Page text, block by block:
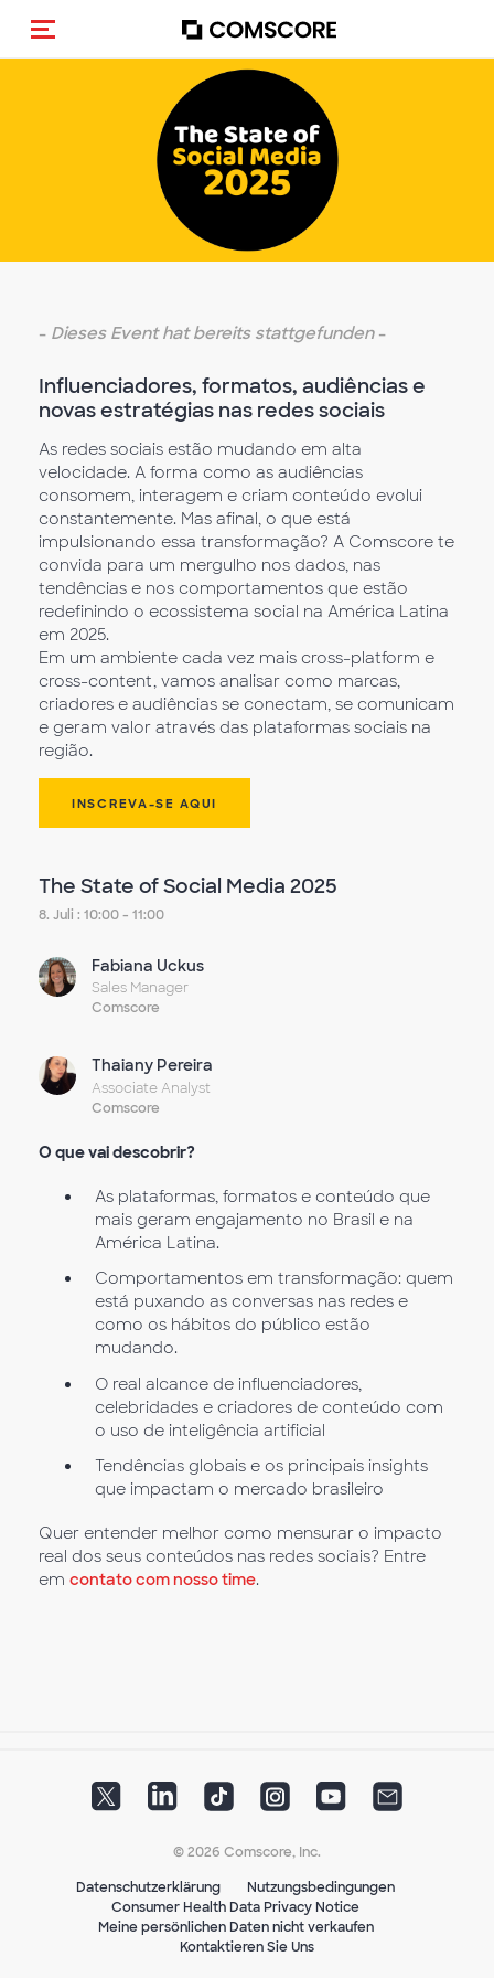
Navigation (de-)aktivieren
- Dieses Event hat bereits stattgefunden-
Influenciadores, formatos, audiências e
novas estratégias nas redes sociais
As redes sociais estão mudando em alta
velocidade. A forma como as audiências
consomem, interagem e criam conteúdo evolui
constantemente. Mas afinal, o que está
impulsionando essa transformação? A Comscore te
convida para um mergulho nos dados, nas
tendências e nos comportamentos que estão
redefinindo o ecossistema social na América Latina
em 2025.
Em um ambiente cada vez mais cross-platform e
cross-content, vamos analisar como marcas,
criadores e audiências se conectam, se comunicam
e geram valor através das plataformas sociais na
região.
INSCREVA-SE AQUI
The State of Social Media 2025
8. Juli : 10:00 - 11:00
Fabiana Uckus
Sales Manager
Comscore
Thaiany Pereira
Associate Analyst
Comscore
O que vai descobrir?
As plataformas, formatos e conteúdo que
mais geram engajamento no Brasil e na
América Latina.
Comportamentos em transformação: quem
está puxando as conversas nas redes e
como os hábitos do público estão
mudando.
O real alcance de influenciadores,
celebridades e criadores de conteúdo com
o uso de inteligência artificial
Tendências globais e os principais insights
que impactam o mercado brasileiro
Quer entender melhor como mensurar o impacto
real dos seus conteúdos nas redes sociais? Entre
em contato com nosso time.
© 2026 Comscore, Inc.
Datenschutzerklärung
Nutzungsbedingungen
Consumer Health Data Privacy Notice
Meine persönlichen Daten nicht verkaufen
Kontaktieren Sie Uns